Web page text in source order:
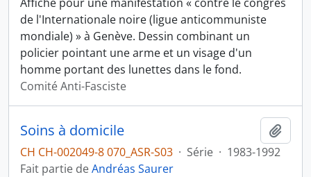
de l'Internationale noire (ligue anticommuniste
mondiale) » à Genève. Dessin combinant un
policier pointant une arme et un visage d'un
homme portant des lunettes dans le fond.
Comité Anti-Fasciste
Soins à domicile
CH CH-002049-8 070_ASR-S03 · Série · 1983-1992
Fait partie deAndréas Saurer